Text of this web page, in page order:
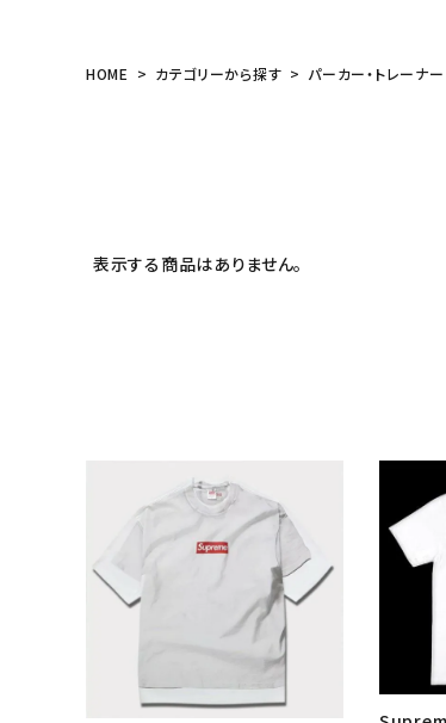
HOME カテゴリーから探す パーカー・トレーナー
表示する商品はありません。